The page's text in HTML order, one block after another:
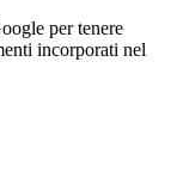
per tenere
incorporati nel